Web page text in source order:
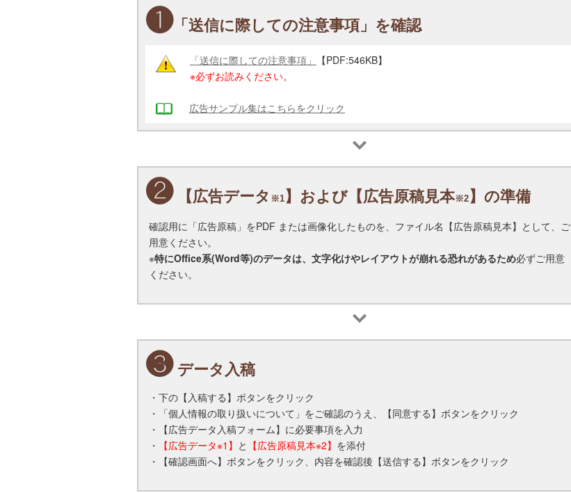
❶「送信に際しての注意事項」を確認
「送信に際しての注意事項」
【PDF:546KB】
※必ずお読みください。
広告サンプル集はこちらをクリック
❷【広告データ ※1 】および【広告原稿見本※2 】の準備
確認用に「広告原稿」をPDF または画像化したものを、ファイル名【広告原稿見本】として、ご
用意ください。
※特にOffice系(Word等)のデータは、文字化けやレイアウトが崩れる恐れがあるため必ずご用意
ください。
❸データ入稿
・下の【入稿する】ボタンをクリック
・「個人情報の取り扱いについて」をご確認のうえ、【同意する】ボタンをクリック
・【広告データ入稿フォーム】に必要事項を入力
・
【広告データ※1】 と 【広告原稿見本※2】 を添付
・【確認画面へ】ボタンをクリック、内容を確認後【送信する】ボタンをクリック